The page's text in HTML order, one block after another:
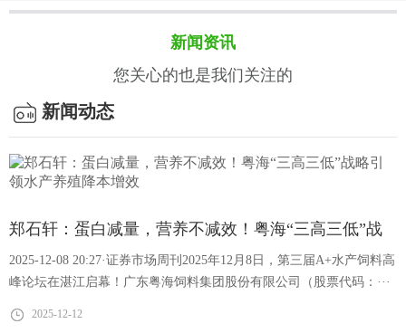
客户案例
新闻资讯
您关心的也是我们关注的
新闻动态
郑石轩：蛋白减量，营养不减效！粤海“三高三低”战
略引领水产养殖降本增效
2025-12-08 20:27·证券市场周刊2025年12月8日，第三届A+水产饲料高
峰论坛在湛江启幕！广东粤海饲料集团股份有限公司（股票代码：···
2025-12-12
饲料的质量标准有哪些？
我国饲料质量标准以强制性国家标准为核心，搭配专项法规、
行业规范及检测方法标准，构建了覆盖生产、成分、卫生等全
流程的体系，···